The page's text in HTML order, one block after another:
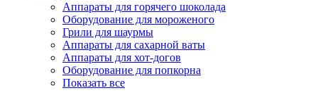
Аппараты для горячего шоколада
Оборудование для мороженого
Грили для шаурмы
Аппараты для сахарной ваты
Аппараты для хот-догов
Оборудование для попкорна
Показать все